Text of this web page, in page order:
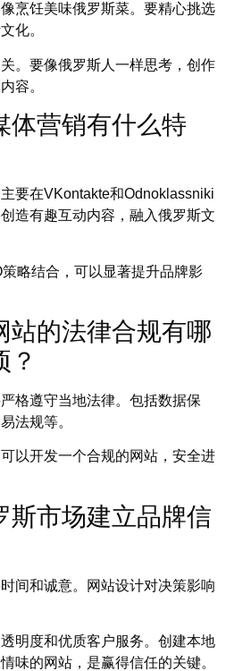
烹饪美味俄罗斯菜。要精心挑选
化。
。要像俄罗斯人一样思考，创作
容。
体营销有什么特
要在VKontakte和Odnoklassniki
造有趣互动内容，融入俄罗斯文
略结合，可以显著提升品牌影
站的法律合规有哪
？
格遵守当地法律。包括数据保
法规等。
以开发一个合规的网站，安全进
斯市场建立品牌信
间和诚意。网站设计对决策影响
明度和优质客户服务。创建本地
味的网站，是赢得信任的关键。